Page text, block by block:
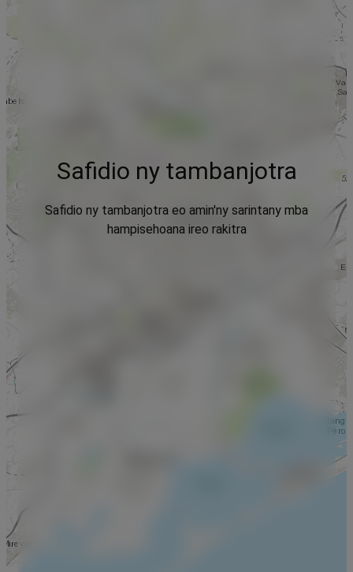
Safidio ny tambanjotra
Safidio ny tambanjotra eo amin'ny sarintany mba
hampisehoana ireo rakitra